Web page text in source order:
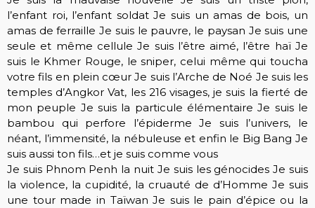
l’enfant roi, l’enfant soldat Je suis un amas de bois, un
amas de ferraille Je suis le pauvre, le paysan Je suis une
seule et même cellule Je suis l’être aimé, l’être haï Je
suis le Khmer Rouge, le sniper, celui même qui toucha
votre fils en plein cœur Je suis l’Arche de Noé Je suis les
temples d’Angkor Vat, les 216 visages, je suis la fierté de
mon peuple Je suis la particule élémentaire Je suis le
bambou qui perfore l’épiderme Je suis l’univers, le
néant, l’immensité, la nébuleuse et enfin le Big Bang Je
suis aussi ton fils…et je suis comme vous
Je suis Phnom Penh la nuit Je suis les génocides Je suis
la violence, la cupidité, la cruauté de d’Homme Je suis
une tour made in Taïwan Je suis le pain d’épice ou la